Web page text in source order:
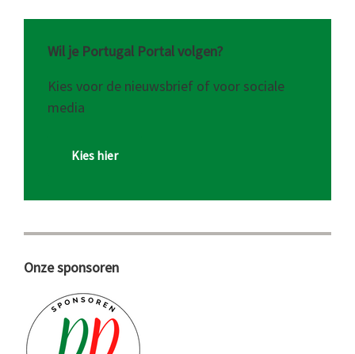
Wil je Portugal Portal volgen?
Kies voor de nieuwsbrief of voor sociale
media
Kies hier
Onze sponsoren